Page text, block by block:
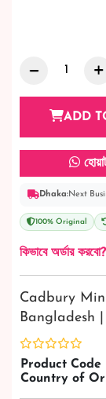
ADD
Dhaka:Next
100% Original
কিভাবে অর্ডার করবো?
Cadbury
Bangladesh
Product Code
Country of